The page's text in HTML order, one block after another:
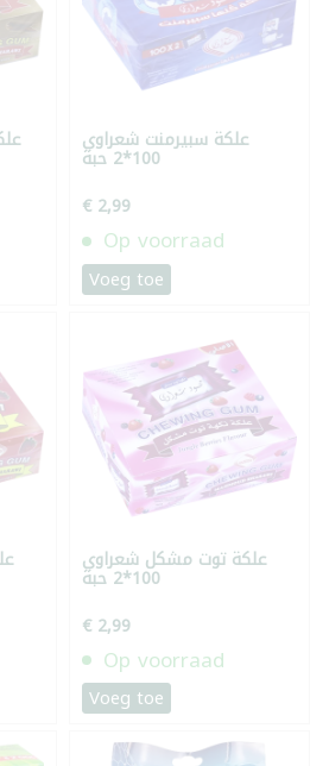
علكة سبيرمنت شعراوي
100*2 حبة
€ 2,99
Op voorraad
Voeg toe
علكة توت مشكل شعراوي
100*2 حبة
€ 2,99
Op voorraad
Voeg toe